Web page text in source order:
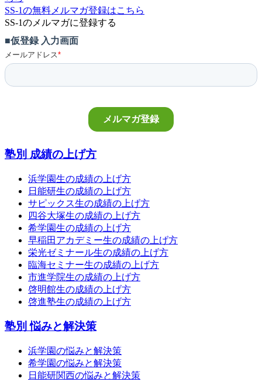
SS-1の無料メルマガ登録はこちら
SS-1のメルマガに登録する
塾別 成績の上げ方
浜学園生の成績の上げ方
日能研生の成績の上げ方
サピックス生の成績の上げ方
四谷大塚生の成績の上げ方
希学園生の成績の上げ方
早稲田アカデミー生の成績の上げ方
栄光ゼミナール生の成績の上げ方
臨海セミナー生の成績の上げ方
市進学院生の成績の上げ方
啓明館生の成績の上げ方
啓進塾生の成績の上げ方
塾別 悩みと解決策
浜学園の悩みと解決策
希学園の悩みと解決策
日能研関西の悩みと解決策